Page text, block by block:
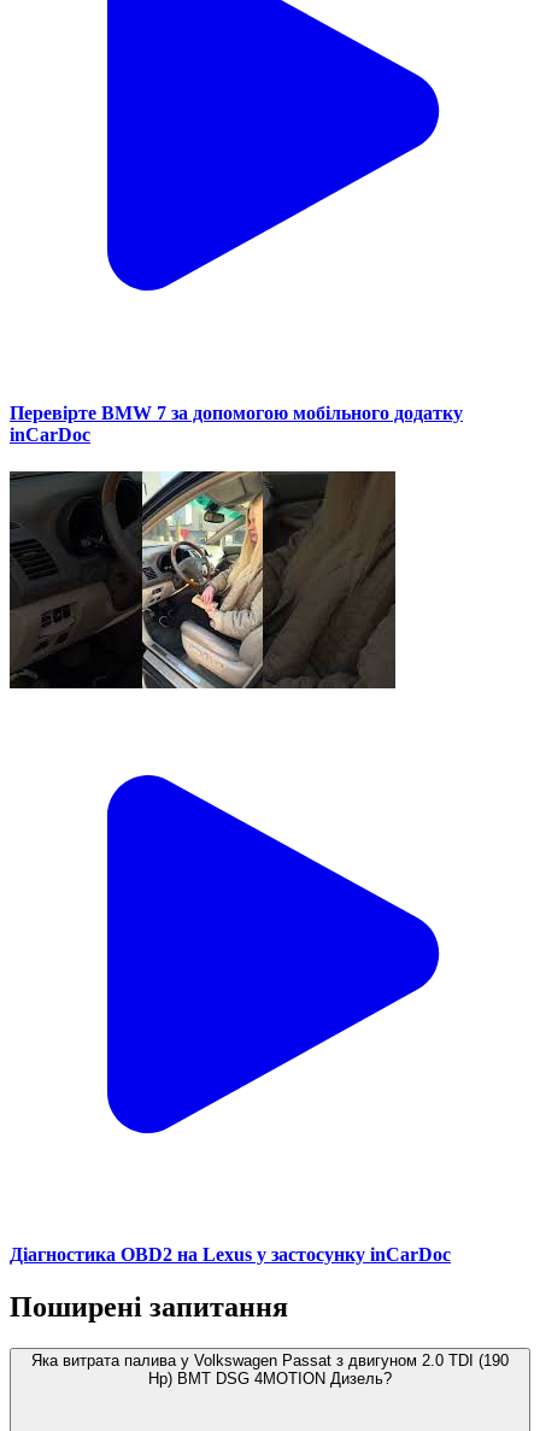
Перевірте BMW 7 за допомогою мобільного додатку
inCarDoc
Діагностика OBD2 на Lexus у застосунку inCarDoc
Поширені запитання
Яка витрата палива у Volkswagen Passat з двигуном 2.0 TDI (190
Hp) BMT DSG 4MOTION Дизель?